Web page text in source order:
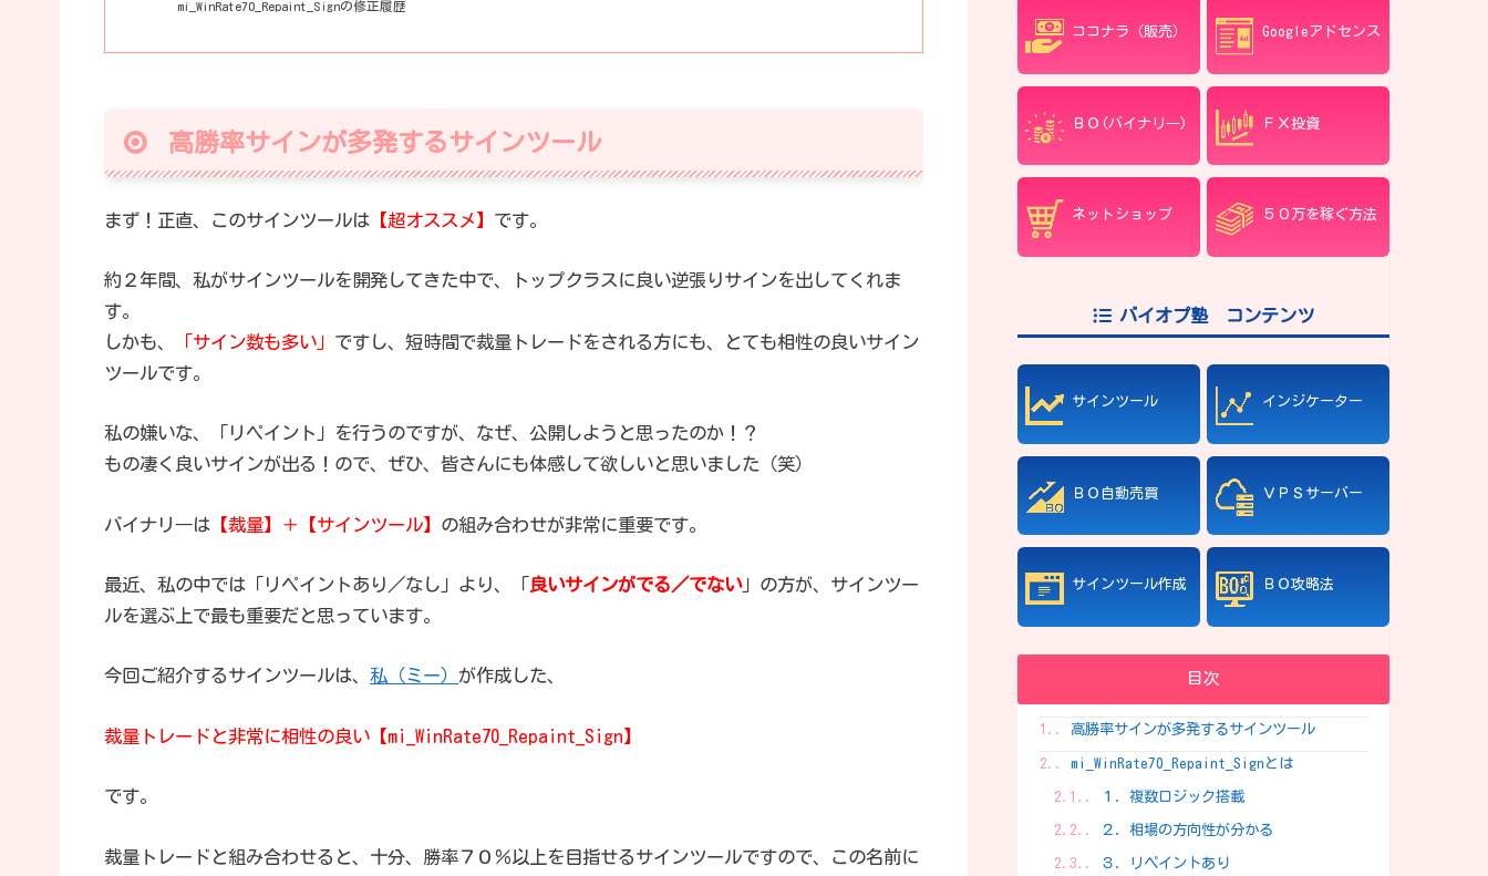
mi_WinRate70_Repaint_Signの修正履歴
高勝率サインが多発するサインツール
まず！正直、このサインツールは 【超オススメ】 です。
約２年間、私がサインツールを開発してきた中で、トップクラスに良い逆張りサインを出してくれま
す。
しかも、
「サイン数も多い」 ですし、短時間で裁量トレードをされる方にも、とても相性の良いサイン
ツールです。
私の嫌いな、「リペイント」を行うのですが、なぜ、公開しようと思ったのか！？
もの凄く良いサインが出る！ので、ぜひ、皆さんにも体感して欲しいと思いました（笑）
バイナリ―は 【裁量】＋【サインツール】 の組み合わせが非常に重要です。
最近、私の中では「リペイントあり／なし」より、「良いサインがでる／でない」の方が、サインツー
ルを選ぶ上で最も重要だと思っています。
今回ご紹介するサインツールは、 私（ミー） が作成した、
裁量トレードと非常に相性の良い 【mi_WinRate70_Repaint_Sign】
です。
裁量トレードと組み合わせると、十分、勝率７０％以上を目指せるサインツールですので、この名前に
ココナラ（販売） Googleアドセンス
ＢＯ(バイナリ―) ＦＸ投資
ネットショップ ５０万を稼ぐ方法
バイオプ塾 コンテンツ
サインツール インジケーター
ＢＯ自動売買 ＶＰＳサーバー
サインツール作成 ＢＯ攻略法
目次
1. 高勝率サインが多発するサインツール
2. mi_WinRate70_Repaint_Signとは
2.1. １．複数ロジック搭載
2.2. ２．相場の方向性が分かる
2.3. ３．リペイントあり